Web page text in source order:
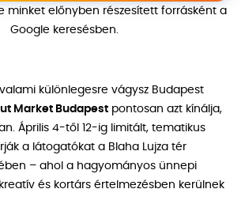
minket előnyben részesített forrásként a
Google keresésben.
különlegesre vágysz Budapest
Market Budapest pontosan azt kínálja,
Április 4-től 12-ig limitált, tematikus
a látogatókat a Blaha Lujza tér
– ahol a hagyományos ünnepi
és kortárs értelmezésben kerülnek